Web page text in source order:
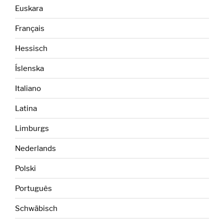
Euskara
Français
Hessisch
Íslenska
Italiano
Latina
Limburgs
Nederlands
Polski
Português
Schwäbisch